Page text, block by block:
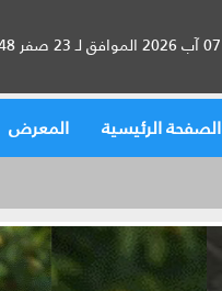
07 آب 2026 الموافق لـ 23 صفر 1448
الصفحة الرئيسية المعرض